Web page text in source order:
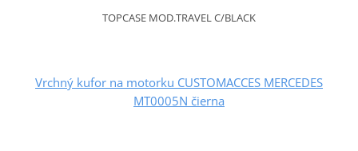
TOPCASE MOD.TRAVEL C/BLACK
Vrchný kufor na motorku CUSTOMACCES MERCEDES
MT0005N čierna